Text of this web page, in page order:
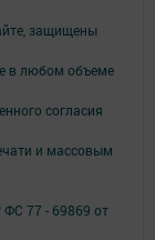
защищены
в любом объеме
согласия
и массовым
77 - 69869 от